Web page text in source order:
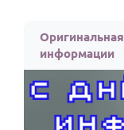
информации